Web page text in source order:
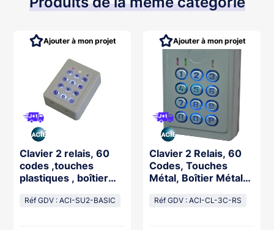
Clavier 2 relais, 60
codes ,touches
plastiques , boîtier
Réf GDV : ACI-SU2-BASIC
Ajouter à mon projet
Clavier 2 Relais, 60
Codes, Touches
Métal, Boîtier Métal
Réf GDV : ACI-CL-3C-RS
Ajouter à mon projet